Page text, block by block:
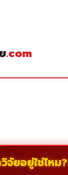
.com
จัยอยู่ใช่ไหม?